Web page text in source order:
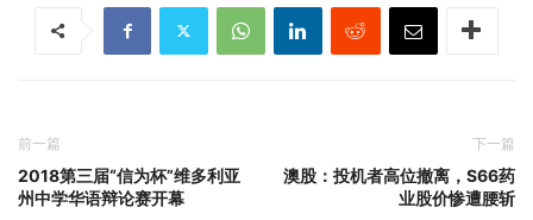
前一篇
2018第三届“信为杯”维多利亚
州中学华语辩论赛开幕
下一篇
澳股：投机者高位撤离，S66药
业股价惨遭腰斩